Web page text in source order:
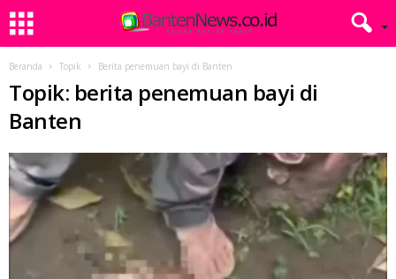
Beranda Topik Berita penemuan bayi di Banten
Topik: berita penemuan bayi di
Banten